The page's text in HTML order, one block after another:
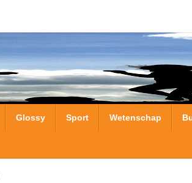
Glossy Sport Wetenschap